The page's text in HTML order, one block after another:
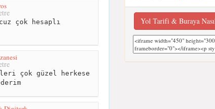
çok hesaplı
çok güzel herkese
Yol Tarifi & Buraya